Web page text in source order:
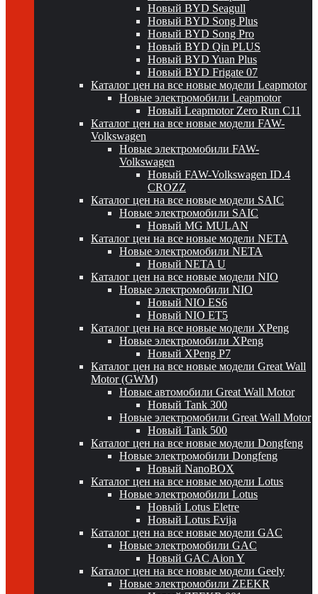
Новый BYD Seagull
Новый BYD Song Plus
Новый BYD Song Pro
Новый BYD Qin PLUS
Новый BYD Yuan Plus
Новый BYD Frigate 07
Каталог цен на все новые модели Leapmotor
Новые электромобили Leapmotor
Новый Leapmotor Zero Run C11
Каталог цен на все новые модели FAW-
Volkswagen
Новые электромобили FAW-
Volkswagen
Новый FAW-Volkswagen ID.4
CROZZ
Каталог цен на все новые модели SAIC
Новые электромобили SAIC
Новый MG MULAN
Каталог цен на все новые модели NETA
Новые электромобили NETA
Новый NETA U
Каталог цен на все новые модели NIO
Новые электромобили NIO
Новый NIO ES6
Новый NIO ET5
Каталог цен на все новые модели XPeng
Новые электромобили XPeng
Новый XPeng P7
Каталог цен на все новые модели Great Wall
Motor (GWM)
Новые автомобили Great Wall Motor
Новый Tank 300
Новые электромобили Great Wall Motor
Новый Tank 500
Каталог цен на все новые модели Dongfeng
Новые электромобили Dongfeng
Новый NanoBOX
Каталог цен на все новые модели Lotus
Новые электромобили Lotus
Новый Lotus Eletre
Новый Lotus Evija
Каталог цен на все новые модели GAC
Новые электромобили GAC
Новый GAC Aion Y
Каталог цен на все новые модели Geely
Новые электромобили ZEEKR